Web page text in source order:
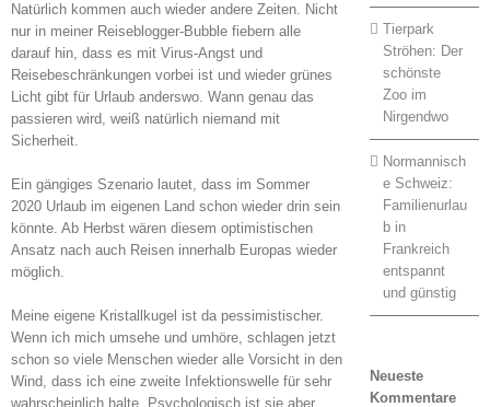
Natürlich kommen auch wieder andere Zeiten. Nicht
nur in meiner Reiseblogger-Bubble fiebern alle
darauf hin, dass es mit Virus-Angst und
Reisebeschränkungen vorbei ist und wieder grünes
Licht gibt für Urlaub anderswo. Wann genau das
passieren wird, weiß natürlich niemand mit
Sicherheit.
Ein gängiges Szenario lautet, dass im Sommer
2020 Urlaub im eigenen Land schon wieder drin sein
könnte. Ab Herbst wären diesem optimistischen
Ansatz nach auch Reisen innerhalb Europas wieder
möglich.
Meine eigene Kristallkugel ist da pessimistischer.
Wenn ich mich umsehe und umhöre, schlagen jetzt
schon so viele Menschen wieder alle Vorsicht in den
Wind, dass ich eine zweite Infektionswelle für sehr
wahrscheinlich halte. Psychologisch ist sie aber
Tierpark
Ströhen: Der
schönste
Zoo im
Nirgendwo
Normannisch
e Schweiz:
Familienurlau
b in
Frankreich
entspannt
und günstig
Neueste
Kommentare